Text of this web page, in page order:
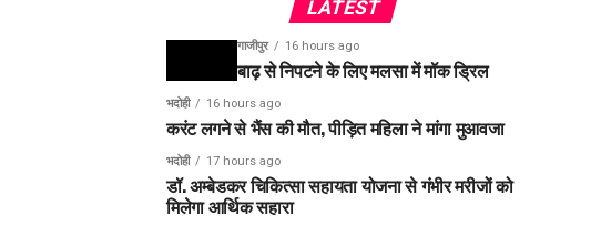
LATEST
गाजीपुर 16 hours ago
बाढ़ से निपटने के लिए मलसा में मॉक ड्रिल
भदोही 16 hours ago
करंट लगने से भैंस की मौत, पीड़ित महिला ने मांगा मुआवजा
भदोही 17 hours ago
डॉ. अम्बेडकर चिकित्सा सहायता योजना से गंभीर मरीजों को
मिलेगा आर्थिक सहारा